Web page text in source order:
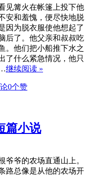
见篝火在帐篷上投下他
安和羞愧，便尽快地脱
因为脱衣服使他想起了
后了。他父亲和叔叔吃
。他们把小船推下水之
了什么紧急情况，他只
继续阅读 »
0个赞
篇小说
爷爷的农场直通山上。
路总像是从他的农场开